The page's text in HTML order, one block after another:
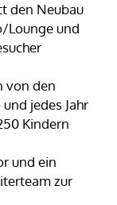
den Neubau
Lounge und
von den
jedes Jahr
Kindern
und ein
zur